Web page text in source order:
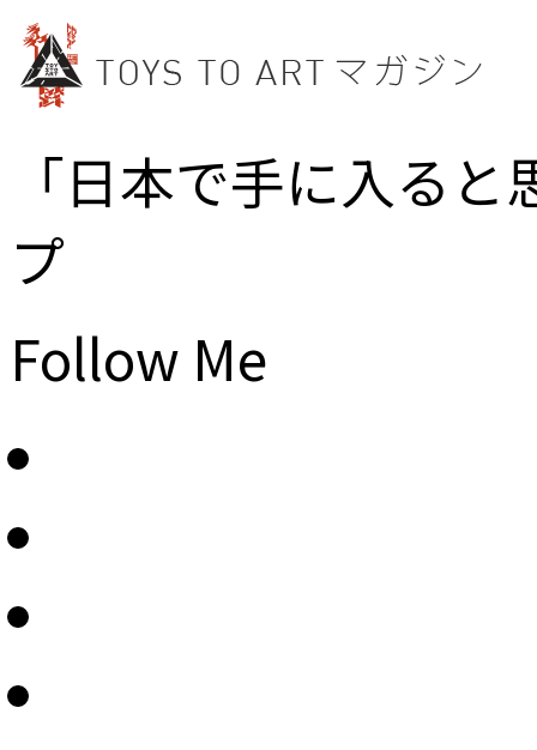
「日本で手に入る
プ
Follow Me